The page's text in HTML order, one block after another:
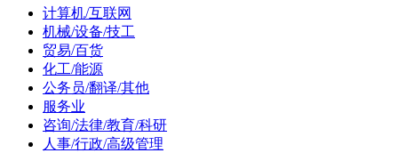
计算机/互联网
机械/设备/技工
贸易/百货
化工/能源
公务员/翻译/其他
服务业
咨询/法律/教育/科研
人事/行政/高级管理